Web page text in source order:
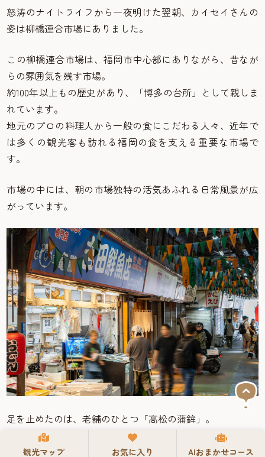
怒涛のナイトライフから一夜明けた翌朝、カイセイさんの
姿は柳橋連合市場にありました。
この柳橋連合市場は、福岡市中心部にありながら、昔なが
らの雰囲気を残す市場。
約100年以上もの歴史があり、「博多の台所」として親しま
れています。
地元のプロの料理人から一般の食にこだわる人々、近年で
は多くの観光客も訪れる福岡の食を支える重要な市場で
す。
市場の中には、朝の市場独特の活気あふれる日常風景が広
がっています。
足を止めたのは、老舗のひとつ「高松の蒲鉾」。
新鮮な魚で作る揚げたてのすり身揚げ（天ぷら）は大人気
観光マップ お気に入り AIおまかせコース